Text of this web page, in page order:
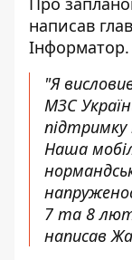
написав
Інформатор.
"Я
МЗС
підтримку
Наша
7 та 8
написав